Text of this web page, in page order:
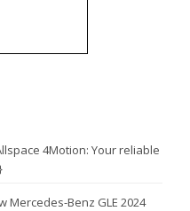
4Motion: Your reliable
Mercedes-Benz GLE 2024